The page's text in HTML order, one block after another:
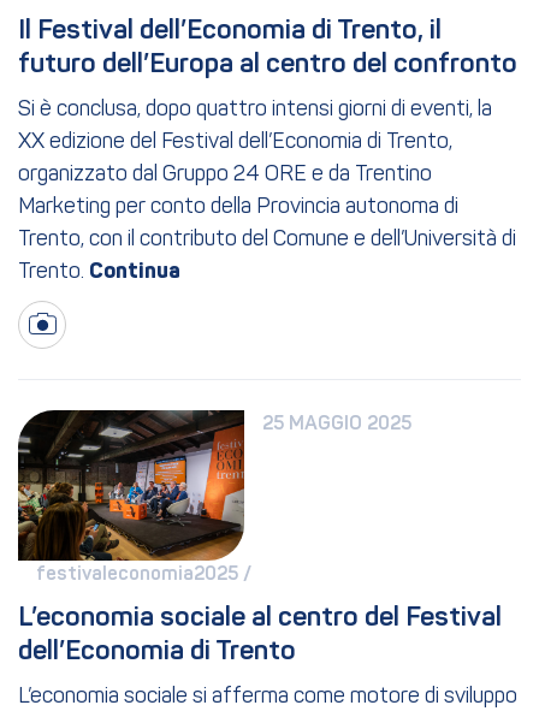
Il Festival dell’Economia di Trento, il
futuro dell’Europa al centro del confronto
Si è conclusa, dopo quattro intensi giorni di eventi, la
XX edizione del Festival dell’Economia di Trento,
organizzato dal Gruppo 24 ORE e da Trentino
Marketing per conto della Provincia autonoma di
Trento, con il contributo del Comune e dell’Università di
Trento.
25 MAGGIO 2025
festivaleconomia2025 /
L’economia sociale al centro del Festival
dell’Economia di Trento
L’economia sociale si afferma come motore di sviluppo